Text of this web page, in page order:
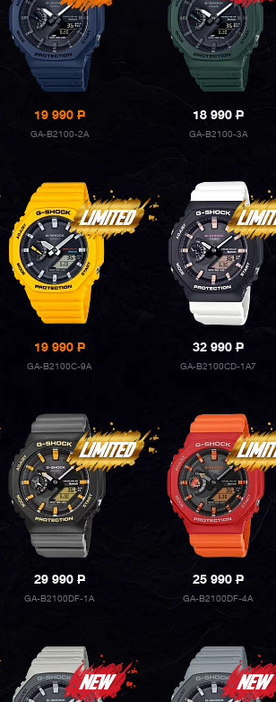
19 990 P
GA-B2100-2A
18 990P
GA-B2100-3A
19 990 P
GA-B2100C-9A
32 990P
GA-B2100CD-1A7
29 990 P
GA-B2100DF-1A
25 990P
GA-B2100DF-4A